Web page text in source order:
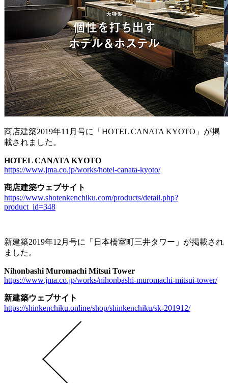
商店建築2019年11月号に「HOTEL CANATA KYOTO」が掲
載されました。
HOTEL CANATA KYOTO
https://www.jma.co.jp/works/hotel-canata-kyoto/
商店建築ウェブサイト
https://www.shotenkenchiku.com/products/detail.php?
product_id=348
新建築2019年12月号に「日本橋室町三井タワー」が掲載され
ました。
Nihonbashi Muromachi Mitsui Tower
https://www.jma.co.jp/works/nihonbashi-muromachi-mitsui-tower/
新建築ウェブサイト
https://shinkenchiku.online/shop/shinkenchiku/sk-201912/